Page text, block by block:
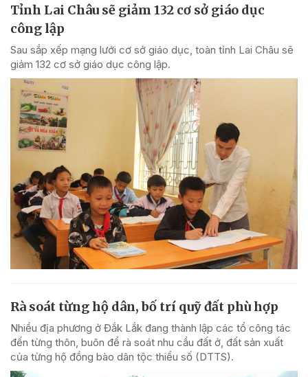
Tỉnh Lai Châu sẽ giảm 132 cơ sở giáo dục
công lập
Sau sắp xếp mạng lưới cơ sở giáo dục, toàn tỉnh Lai Châu sẽ
giảm 132 cơ sở giáo dục công lập.
Rà soát từng hộ dân, bố trí quỹ đất phù hợp
Nhiều địa phương ở Đắk Lắk đang thành lập các tổ công tác
đến từng thôn, buôn để rà soát nhu cầu đất ở, đất sản xuất
của từng hộ đồng bào dân tộc thiểu số (DTTS).